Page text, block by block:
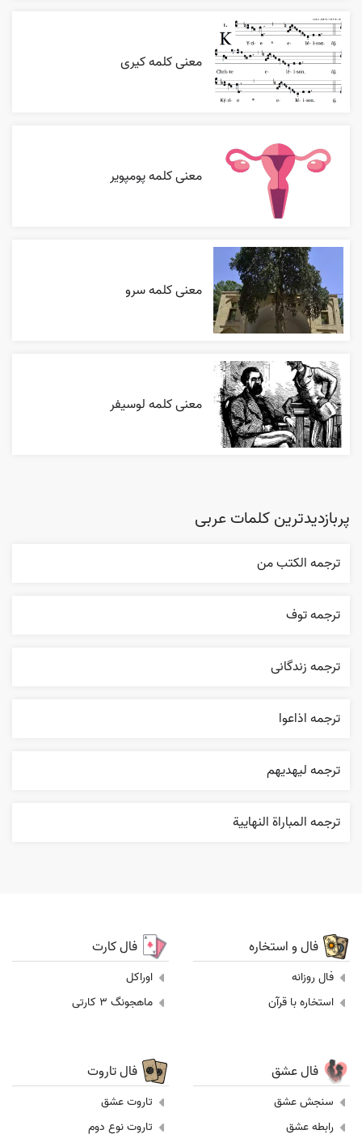
معنی کلمه کیری
معنی کلمه پومپویر
معنی کلمه سرو
معنی کلمه لوسیفر
پربازدیدترین کلمات عربی
ترجمه الکتب من
ترجمه توف
ترجمه زندگانی
ترجمه اذاعوا
ترجمه ليهديهم
ترجمه المباراة النهایية
فال و استخاره
فال روزانه
استخاره با قرآن
فال کارت
اوراکل
ماهجونگ 3 کارتی
فال عشق
سنجش عشق
رابطه عشق
فال تاروت
تاروت عشق
تاروت نوع دوم